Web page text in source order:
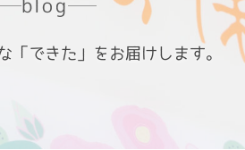
blog
「できた」をお届けします。